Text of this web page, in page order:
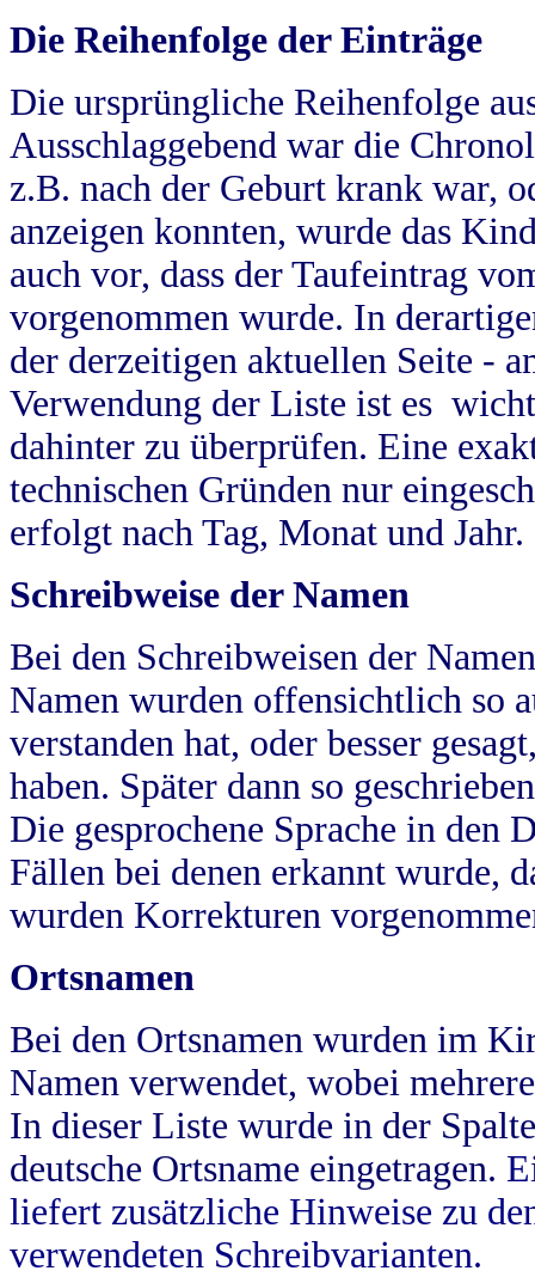
Die Reihenfolge der Einträge
Die ursprüngliche Reihenfolge
Ausschlaggebend war die
z.B. nach der Geburt krank war,
anzeigen konnten, wurde das
auch vor, dass der Taufeintrag
vorgenommen wurde. In
der derzeitigen aktuellen Seite -
Verwendung der Liste ist es
dahinter zu überprüfen. Eine
technischen Gründen nur
erfolgt nach Tag, Monat und Jahr.
Schreibweise der Namen
Bei den Schreibweisen der
Namen wurden offensichtlich so
verstanden hat, oder besser
haben. Später dann so
Die gesprochene Sprache in
Fällen bei denen erkannt wurde,
wurden Korrekturen
Ortsnamen
Bei den Ortsnamen wurden im
Namen verwendet, wobei
In dieser Liste wurde in der
deutsche Ortsname eingetragen.
liefert zusätzliche Hinweise zu
verwendeten Schreibvarianten.